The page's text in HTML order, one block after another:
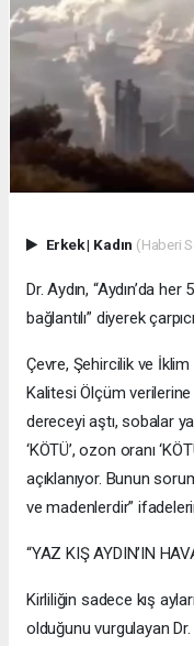
Erkek| Kadın (Haberi
Dr. Aydın, “Aydın’da
bağlantılı” diyerek
Çevre, Şehircilik ve İklim
Kalitesi Ölçüm verilerine
dereceyi aştı, sobalar
‘KÖTÜ’, ozon oranı
açıklanıyor. Bunun
ve madenlerdir”
“YAZ KIŞ AYDIN’IN
Kirliliğin sadece kış
olduğunu vurgulayan